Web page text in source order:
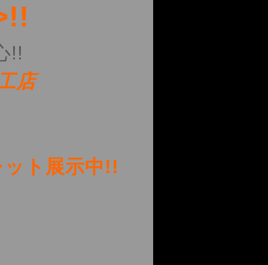
店
ト展示中!!